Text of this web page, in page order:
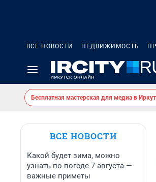
ВСЕ НОВОСТИ НЕДВИЖИМОСТЬ
Бесплатная мастерская для медиа в
ВСЕ НОВОСТИ
Какой будет зима, можно
узнать по погоде 7 августа —
важные приметы